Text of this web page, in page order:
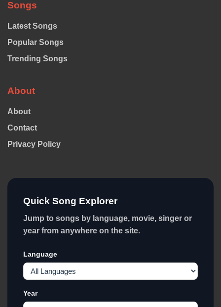
Songs
Latest Songs
Popular Songs
Trending Songs
About
About
Contact
Privacy Policy
Quick Song Explorer
Jump to songs by language, movie, singer or
year from anywhere on the site.
Language
Year